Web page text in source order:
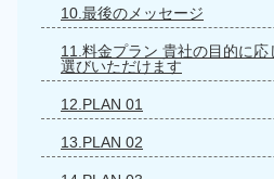
10.最後のメッセージ
11.料金プラン 貴社の目的に
選びいただけます
12.PLAN 01
13.PLAN 02